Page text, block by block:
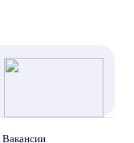
Вакансии